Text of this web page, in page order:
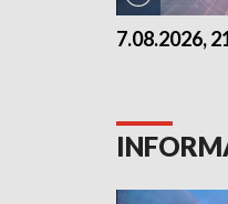
7.08.2026,